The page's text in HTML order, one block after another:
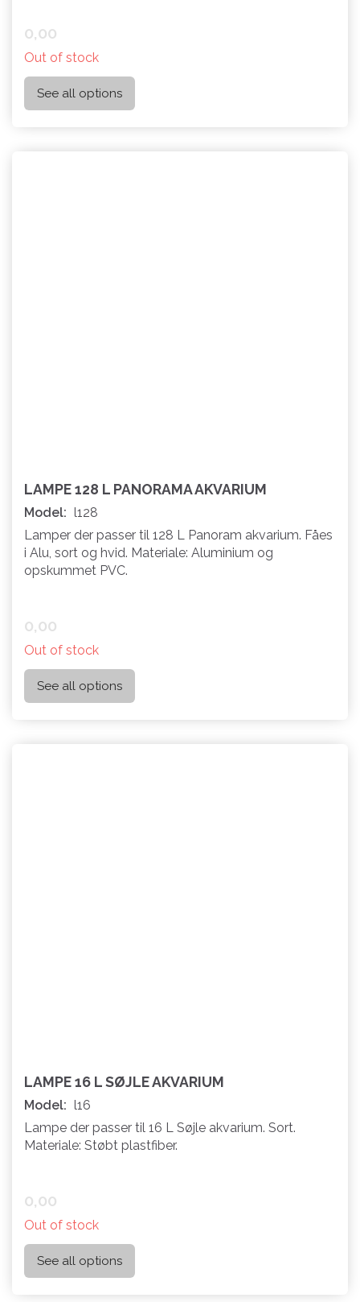
0,00
Out of stock
See all options
LAMPE 128 L PANORAMA AKVARIUM
Model: l128
Lamper der passer til 128 L Panoram akvarium. Fåes
i Alu, sort og hvid. Materiale: Aluminium og
opskummet PVC.
0,00
Out of stock
See all options
LAMPE 16 L SØJLE AKVARIUM
Model: l16
Lampe der passer til 16 L Søjle akvarium. Sort.
Materiale: Støbt plastfiber.
0,00
Out of stock
See all options